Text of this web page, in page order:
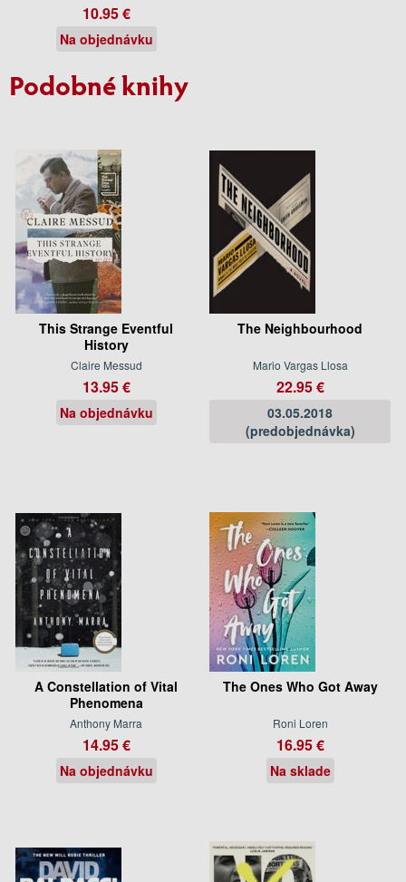
10.95 €
Na objednávku
Podobné knihy
This Strange Eventful
History
Claire Messud
13.95 €
Na objednávku
The Neighbourhood
Mario Vargas Llosa
22.95 €
03.05.2018
(predobjednávka)
A Constellation of Vital
Phenomena
Anthony Marra
14.95 €
Na objednávku
The Ones Who Got Away
Roni Loren
16.95 €
Na sklade